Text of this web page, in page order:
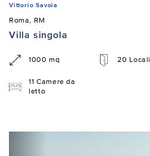
Vittorio Savoia
Roma, RM
Villa singola
1000 mq 20 Locali
11 Camere da
letto